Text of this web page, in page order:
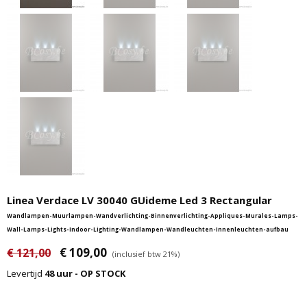
Linea Verdace LV 30040 GUideme Led 3 Rectangular
Wandlampen-Muurlampen-Wandverlichting-Binnenverlichting-Appliques-Murales-Lamps-
Wall-Lamps-Lights-Indoor-Lighting-Wandlampen-Wandleuchten-Innenleuchten-aufbau
€ 121,00 € 109,00 (inclusief btw 21%)
Levertijd 48 uur - OP STOCK